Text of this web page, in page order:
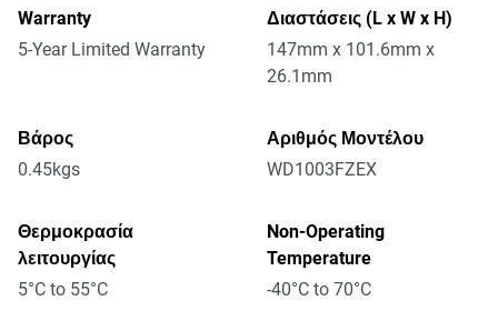
Warranty
5-Year Limited Warranty
Διαστάσεις (L x W x H)
147mm x 101.6mm x
26.1mm
Βάρος
0.45kgs
Αριθμός Μοντέλου
WD1003FZEX
Θερμοκρασία
λειτουργίας
5°C to 55°C
Non-Operating
Temperature
-40°C to 70°C